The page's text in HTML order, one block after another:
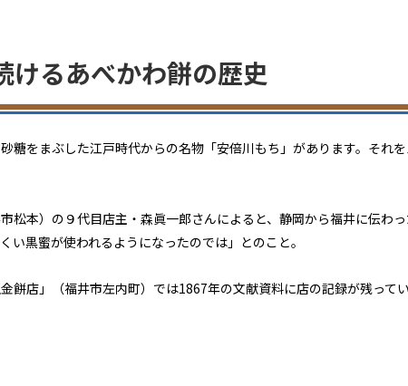
るあべかわ餅の歴史
糖をまぶした江戸時代からの名物「安倍川もち」があります。それ
松本）の９代目店主・森眞一郎さんによると、静岡から福井に伝わ
い黒蜜が使われるようになったのでは」とのこと。
餅店」（福井市左内町）では1867年の文献資料に店の記録が残っ